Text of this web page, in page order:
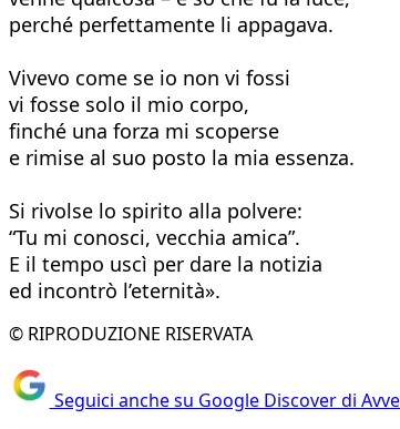
perché perfettamente li appagava.
Vivevo come se io non vi fossi
vi fosse solo il mio corpo,
finché una forza mi scoperse
e rimise al suo posto la mia essenza.
Si rivolse lo spirito alla polvere:
“Tu mi conosci, vecchia amica”.
E il tempo uscì per dare la notizia
ed incontrò l’eternità».
© RIPRODUZIONE RISERVATA
Seguici anche su Google Discover di